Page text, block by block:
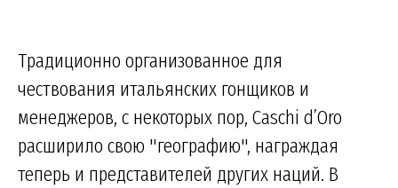
Традиционно организованное для
чествования итальянских гонщиков и
менеджеров, с некоторых пор, Caschi d’Oro
расширило свою "географию", награждая
теперь и представителей других наций. В